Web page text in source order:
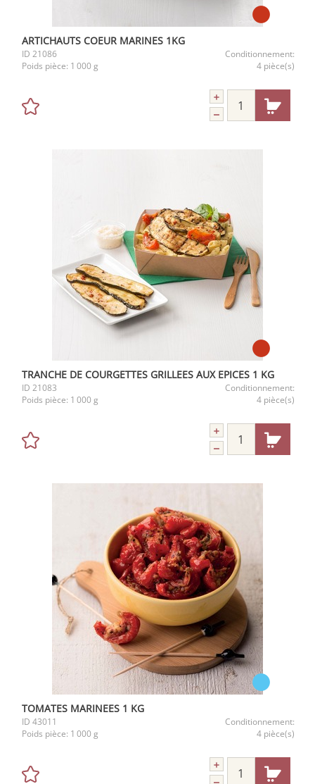
ARTICHAUTS COEUR MARINES 1KG
ID 21086
Conditionnement:
Poids pièce: 1 000 g 4 pièce(s)
TRANCHE DE COURGETTES GRILLEES AUX EPICES 1 KG
ID 21083
Conditionnement:
Poids pièce: 1 000 g 4 pièce(s)
TOMATES MARINEES 1 KG
ID 43011
Conditionnement:
Poids pièce: 1 000 g 4 pièce(s)